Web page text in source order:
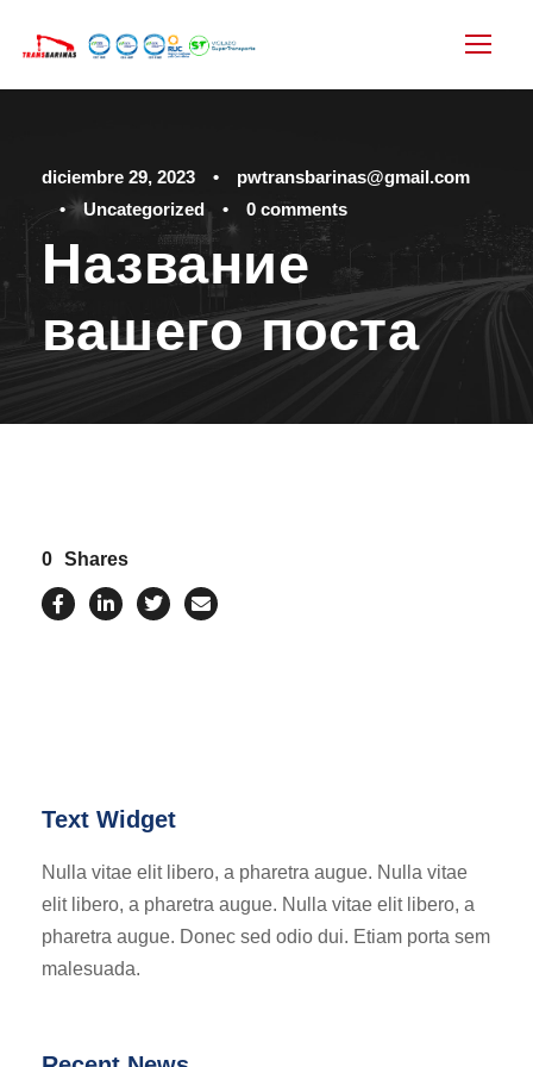
diciembre 29, 2023 •
pwtransbarinas@gmail.com
•
Uncategorized • 0 comments
Название
вашего поста
0 Shares
Text Widget
Nulla vitae elit libero, a pharetra augue. Nulla vitae
elit libero, a pharetra augue. Nulla vitae elit libero, a
pharetra augue. Donec sed odio dui. Etiam porta sem
malesuada.